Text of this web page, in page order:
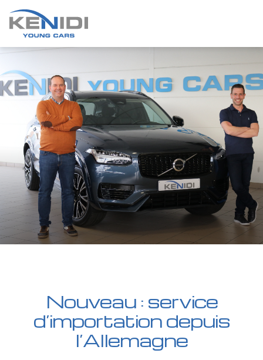
Nouveau : service
d’importation depuis
l’Allemagne